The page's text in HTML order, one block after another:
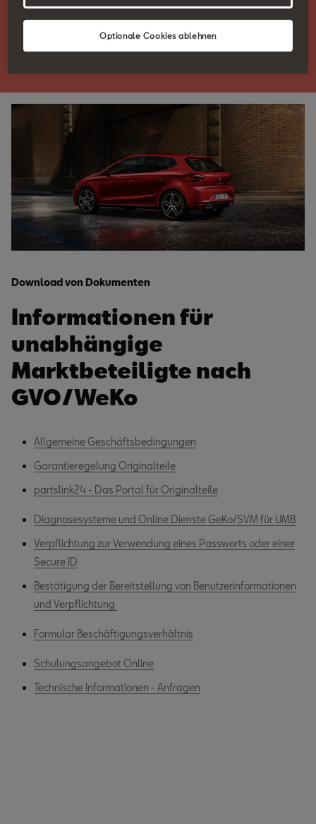
zu erWin Online
Download von Dokumenten
Informationen für
unabhängige
Marktbeteiligte nach
GVO/WeKo
Allgemeine Geschäftsbedingungen
Garantieregelung Originalteile
partslink24 - Das Portal für Originalteile
Diagnosesysteme und Online Dienste GeKo/SVM für UMB
Verpflichtung zur Verwendung eines Passworts oder einer
Secure ID
Bestätigung der Bereitstellung von Benutzerinformationen
und Verpflichtung
Formular Beschäftigungsverhältnis
Schulungsangebot Online
Technische Informationen - Anfragen
Optionale Cookies ablehnen